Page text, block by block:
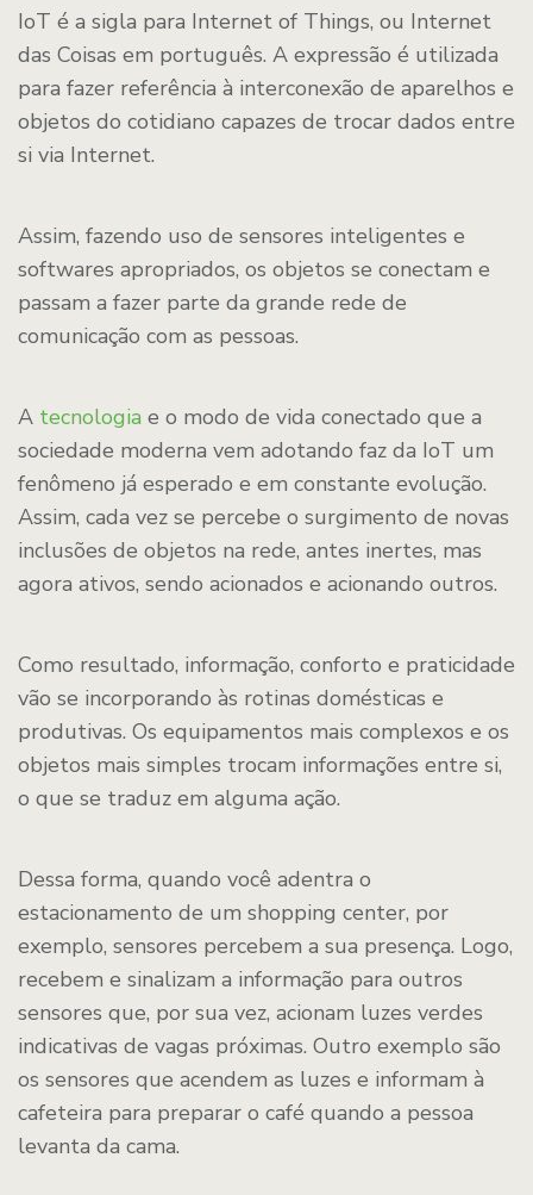
IoT é a sigla para Internet of Things, ou Internet
das Coisas em português. A expressão é utilizada
para fazer referência à interconexão de aparelhos e
objetos do cotidiano capazes de trocar dados entre
si via Internet.
Assim, fazendo uso de sensores inteligentes e
softwares apropriados, os objetos se conectam e
passam a fazer parte da grande rede de
comunicação com as pessoas.
A tecnologia e o modo de vida conectado que a
sociedade moderna vem adotando faz da IoT um
fenômeno já esperado e em constante evolução.
Assim, cada vez se percebe o surgimento de novas
inclusões de objetos na rede, antes inertes, mas
agora ativos, sendo acionados e acionando outros.
Como resultado, informação, conforto e praticidade
vão se incorporando às rotinas domésticas e
produtivas. Os equipamentos mais complexos e os
objetos mais simples trocam informações entre si,
o que se traduz em alguma ação.
Dessa forma, quando você adentra o
estacionamento de um shopping center, por
exemplo, sensores percebem a sua presença. Logo,
recebem e sinalizam a informação para outros
sensores que, por sua vez, acionam luzes verdes
indicativas de vagas próximas. Outro exemplo são
os sensores que acendem as luzes e informam à
cafeteira para preparar o café quando a pessoa
levanta da cama.